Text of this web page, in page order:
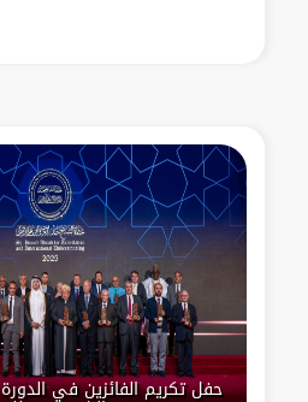
حفل تكريم الفائزين في